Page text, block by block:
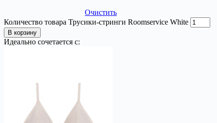
Очистить
Количество товара Трусики-стринги Roomservice White
В корзину
Идеально сочетается с: